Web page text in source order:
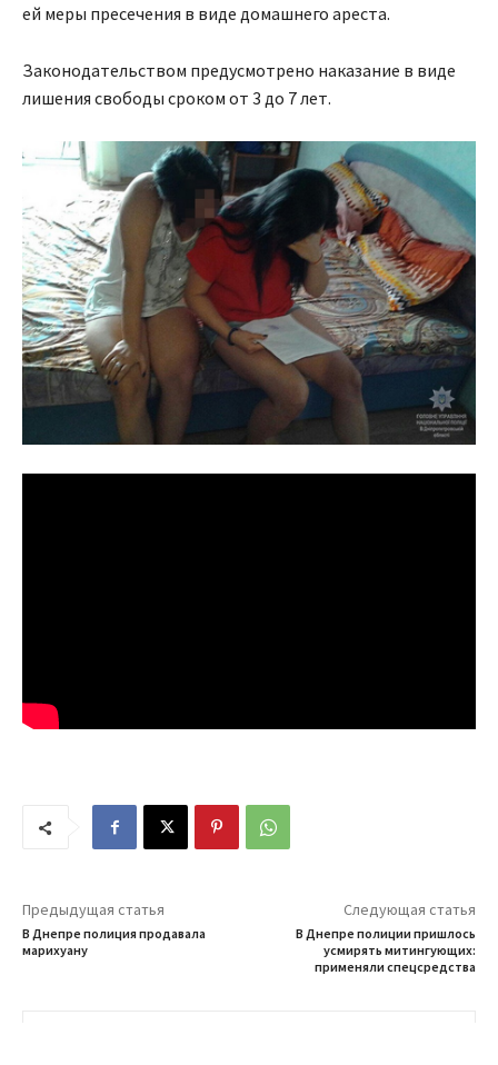
ей меры пресечения в виде домашнего ареста.
Законодательством предусмотрено наказание в виде
лишения свободы сроком от 3 до 7 лет.
Предыдущая статья
В Днепре полиция продавала
марихуану
Следующая статья
В Днепре полиции пришлось
усмирять митингующих:
применяли спецсредства